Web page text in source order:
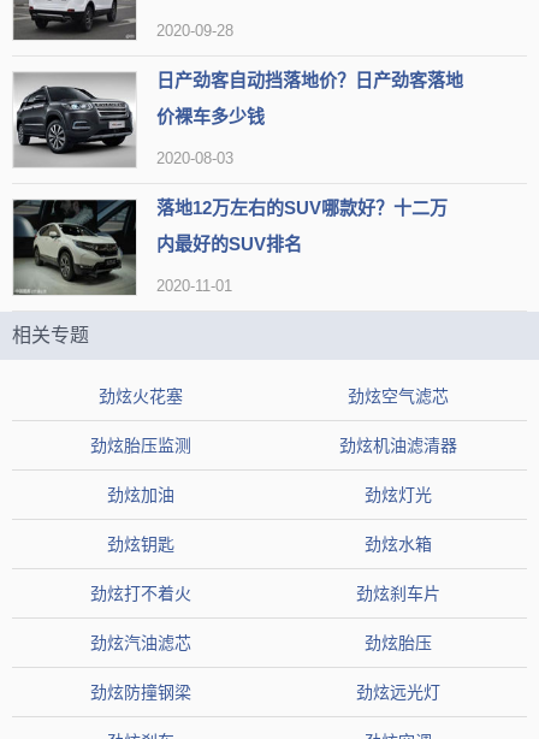
奇酷博的内饰也传承了美国车的风格，看起来简洁大方。
指导价：15.49-18.89万
虽然逍客也有四驱车型，但它并不是一款传统意义上的SUV。日
产方面称逍客是一款全新概念的车型，这个其实就是我们所说的Cros
s逍客集合多种车型的特点，比如轿车的操控、舒适等。例如逍客2.0L
2.0L相同的MR20DE发动机，但二者调校有所区别，其中
逍客的输出更好一些。
劲客
指导价：9.98-13.88万
2020-09-28
日产劲客自动挡落地价？日产劲客落地
价裸车多少钱
2020-08-03
落地12万左右的SUV哪款好？十二万
内最好的SUV排名
2020-11-01
相关专题
劲炫火花塞 劲炫空气滤芯
劲炫胎压监测 劲炫机油滤清器
劲炫加油 劲炫灯光
劲炫钥匙 劲炫水箱
劲炫打不着火 劲炫刹车片
劲炫汽油滤芯 劲炫胎压
劲炫防撞钢梁 劲炫远光灯